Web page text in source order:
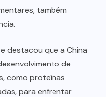
também
destacou que a China
de
como proteínas
para enfrentar